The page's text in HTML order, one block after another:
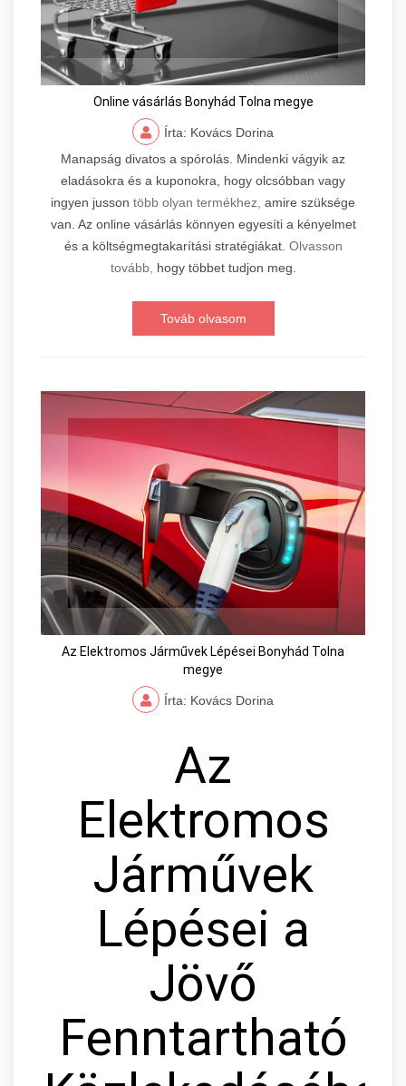
Online vásárlás Bonyhád Tolna megye
Írta: Kovács Dorina
Manapság divatos a spórolás. Mindenki vágyik az
eladásokra és a kuponokra, hogy olcsóbban vagy
ingyen jusson több olyan termékhez, amire szüksége
van. Az online vásárlás könnyen egyesíti a kényelmet
és a költségmegtakarítási stratégiákat. Olvasson
tovább, hogy többet tudjon meg.
Továb olvasom
Az Elektromos Járművek Lépései Bonyhád Tolna
megye
Írta: Kovács Dorina
Az
Elektromos
Járművek
Lépései a
Jövő
Fenntartható